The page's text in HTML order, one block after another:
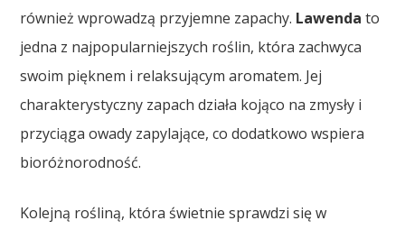
również wprowadzą przyjemne zapachy. Lawenda to
jedna z najpopularniejszych roślin, która zachwyca
swoim pięknem i relaksującym aromatem. Jej
charakterystyczny zapach działa kojąco na zmysły i
przyciąga owady zapylające, co dodatkowo wspiera
bioróżnorodność.
Kolejną rośliną, która świetnie sprawdzi się w